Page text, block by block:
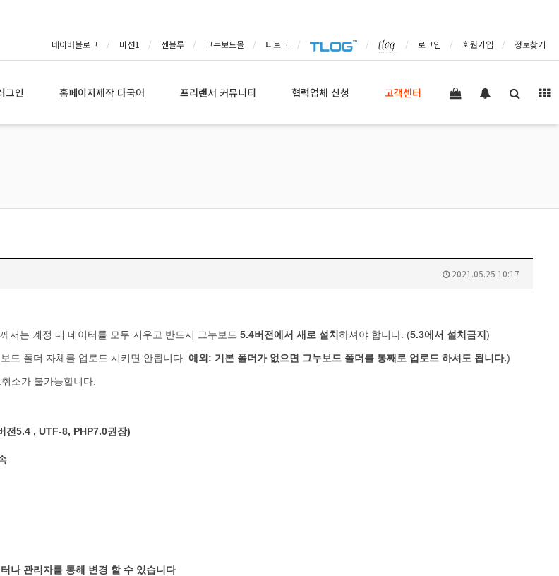
네이버블로그 미션1 젠블루 그누보드몰 티로그 로그인 회원가입 정보찾기
그인 홈페이지제작 다국어 프리랜서 커뮤니티 협력업체 신청 고객센터
2021.05.25 10:17
서는 계정 내 데이터를 모두 지우고 반드시 그누보드 5.4버전에서 새로 설치 하셔야 합니다. (5.3에서 설치금지 )
드 폴더 자체를 업로드 시키면 안됩니다. 예외: 기본 폴더가 없으면 그누보드 폴더를 통째로 업로드 하셔도 됩니다.)
소가 불가능합니다.
전5.4 , UTF-8, PHP7.0권장)
나 관리자를 통해 변경 할 수 있습니다